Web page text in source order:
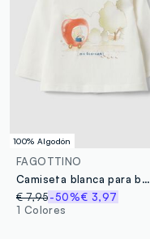
100% Algodón
FAGOTTINO
Camiseta blanca para bebé en mezcla de algodón con dibujo de osito, corte regular
€ 7,95-50%€ 3,97
1 Colores